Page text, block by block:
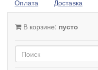
Оплата Доставка
В корзине: пусто